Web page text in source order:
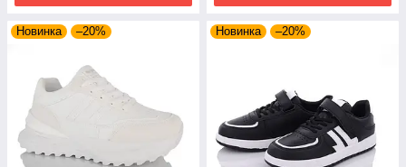
Новинка –20% Новинка –20%